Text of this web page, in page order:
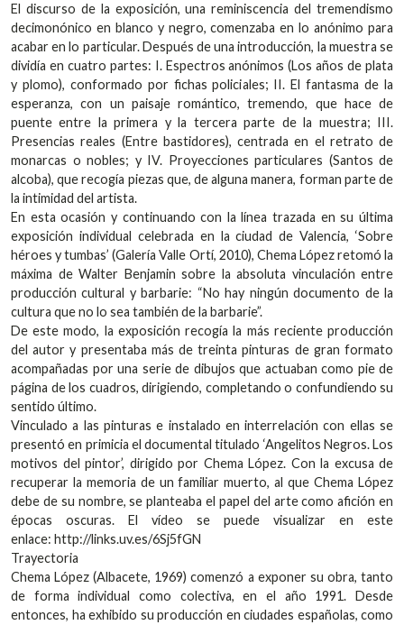
El discurso de la exposición, una reminiscencia del tremendismo
decimonónico en blanco y negro, comenzaba en lo anónimo para
acabar en lo particular. Después de una introducción, la muestra se
dividía en cuatro partes: I. Espectros anónimos (Los años de plata
y plomo), conformado por fichas policiales; II. El fantasma de la
esperanza, con un paisaje romántico, tremendo, que hace de
puente entre la primera y la tercera parte de la muestra; III.
Presencias reales (Entre bastidores), centrada en el retrato de
monarcas o nobles; y IV. Proyecciones particulares (Santos de
alcoba), que recogía piezas que, de alguna manera, forman parte de
la intimidad del artista.
En esta ocasión y continuando con la línea trazada en su última
exposición individual celebrada en la ciudad de Valencia, ‘Sobre
héroes y tumbas’ (Galería Valle Ortí, 2010), Chema López retomó la
máxima de Walter Benjamin sobre la absoluta vinculación entre
producción cultural y barbarie: “No hay ningún documento de la
cultura que no lo sea también de la barbarie”.
De este modo, la exposición recogía la más reciente producción
del autor y presentaba más de treinta pinturas de gran formato
acompañadas por una serie de dibujos que actuaban como pie de
página de los cuadros, dirigiendo, completando o confundiendo su
sentido último.
Vinculado a las pinturas e instalado en interrelación con ellas se
presentó en primicia el documental titulado ‘Angelitos Negros. Los
motivos del pintor’, dirigido por Chema López. Con la excusa de
recuperar la memoria de un familiar muerto, al que Chema López
debe de su nombre, se planteaba el papel del arte como afición en
épocas oscuras. El vídeo se puede visualizar en este
enlace: http://links.uv.es/6Sj5fGN
Trayectoria
Chema López (Albacete, 1969) comenzó a exponer su obra, tanto
de forma individual como colectiva, en el año 1991. Desde
entonces, ha exhibido su producción en ciudades españolas, como